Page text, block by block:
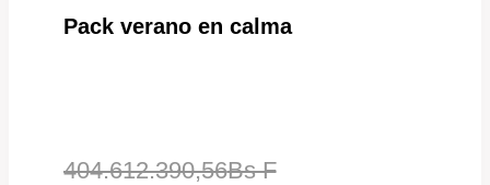
Pack verano en calma
404.612.390,56Bs FEl